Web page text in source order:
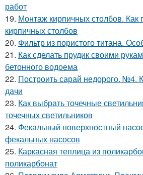
работ
19. Монтаж кирпичных столбов. Как
кирпичных столбов
20. Фильтр из пористого титана.
21. Как сделать прудик своими
бетонного водоема
22. Построить сарай недорого. №4.
дачи
23. Как выбрать точечные
точечных светильников
24. Фекальный поверхностный
фекальных насосов
25. Каркасная теплица из
поликарбонат